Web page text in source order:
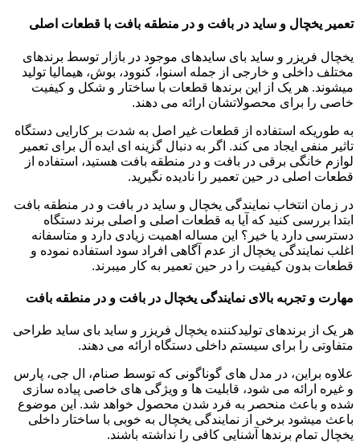
تعمیر یخچال و ساید در بافت و در منطقه بافت با قطعات اصلی
یخچال فریزر و ساید بای سایدهای موجود در بازار توسط برندهای
مختلف داخلی و خارجی از جمله اسنوا، کنوود، بوش، هیمالیا تولید
میشوند. هر یک از این برندها قطعات با ساختار و شکل و کیفیت
خاصی را برای محصولاتشان ارائه می دهند.
به طوریکه استفاده از قطعات غیر اصل به شدت بر کارایی دستگاه
تاثیر منفی ایجاد می کند. اگر به دنبال گزینه ای ایده آل برای تعمیر
لوازم خانگی برقی در بافت و در منطقه بافت هستید، استفاده از
قطعات اصلی در حین تعمیر را نادیده نگیرید.
در زمان انتخاب نمایندگی یخچال و ساید در بافت و در منطقه بافت
ابتدا بررسی کنید که آیا به قطعات اصلی و اصلی برند دستگاه
دسترسی دارد یا خیر؟ این مساله اهمیت زیادی دارد و متاسفانه
اغلب نمایندگی یخچال از عدم آگاهی افراد سود استفاده نموده و
قطعات بدون کیفیت را در حین تعمیر به کار میبرند.
مهارت و تجربه بالای نمایندگی یخچال در بافت و در منطقه بافت
هر یک از برندهای تولیدکننده یخچال فریزر و ساید بای ساید طراحی
متفاوتی را برای سیستم داخلی دستگاه ارائه می دهند.
علاوه براین، در مدل های گوناگونی که توسط صنام، ال جی، پارس
و غیره ارائه می شود، قابلیت ها و ویژگی های خاصی پیاده سازی
شده و باعث منحصر به فرد شدن محصول خواهد شد. این موضوع
باعث میشود برخی از نمایندگی یخچال به خوبی با ساختار داخلی
یخچال تمام برندها آشنایی کافی را نداشته باشند.